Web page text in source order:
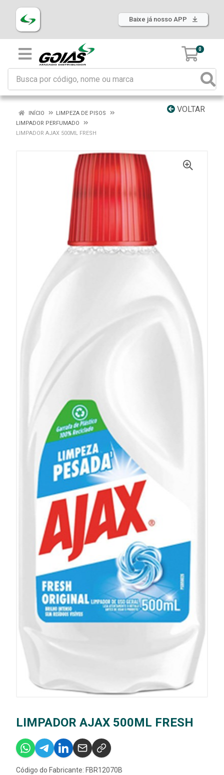
Baixe já nosso APP
0
VOLTAR
INÍCIO
LIMPEZA DE PISOS
LIMPADOR PERFUMADO
LIMPADOR AJAX 500ML FRESH
LIMPADOR AJAX 500ML FRESH
Código do Fabricante: FBR12070B